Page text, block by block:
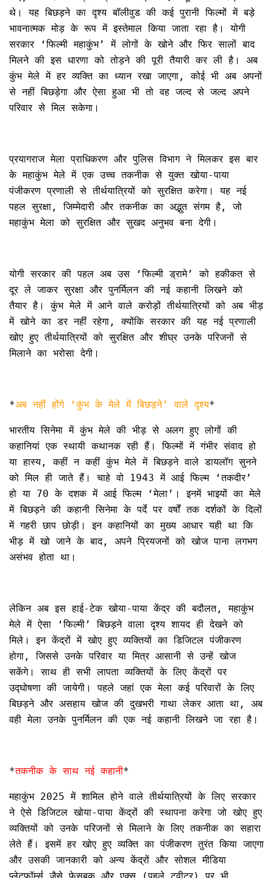
थे। यह बिछड़ने का दृश्य बॉलीवुड की कई पुरानी फिल्मों में बड़े
भावनात्मक मोड़ के रूप में इस्तेमाल किया जाता रहा है। योगी
सरकार ‘फिल्मी महाकुंभ’ में लोगों के खोने और फिर सालों बाद
मिलने की इस धारणा को तोड़ने की पूरी तैयारी कर ली है। अब
कुंभ मेले में हर व्यक्ति का ध्यान रखा जाएगा, कोई भी अब अपनों
से नहीं बिछड़ेगा और ऐसा हुआ भी तो वह जल्द से जल्द अपने
परिवार से मिल सकेगा।
प्रयागराज मेला प्राधिकरण और पुलिस विभाग ने मिलकर इस बार
के महाकुंभ मेले में एक उच्च तकनीक से युक्त खोया-पाया
पंजीकरण प्रणाली से तीर्थयात्रियों को सुरक्षित करेगा। यह नई
पहल सुरक्षा, जिम्मेदारी और तकनीक का अद्भुत संगम है, जो
महाकुंभ मेला को सुरक्षित और सुखद अनुभव बना देगी।
योगी सरकार की पहल अब उस ‘फिल्मी ड्रामे’ को हकीकत से
दूर ले जाकर सुरक्षा और पुनर्मिलन की नई कहानी लिखने को
तैयार है। कुंभ मेले में आने वाले करोड़ों तीर्थयात्रियों को अब भीड़
में खोने का डर नहीं रहेगा, क्योंकि सरकार की यह नई प्रणाली
खोए हुए तीर्थयात्रियों को सुरक्षित और शीघ्र उनके परिजनों से
मिलाने का भरोसा देगी।
*अब नहीं होंगे ‘कुंभ के मेले में बिछड़ने’ वाले दृश्य*
भारतीय सिनेमा में कुंभ मेले की भीड़ से अलग हुए लोगों की
कहानियां एक स्थायी कथानक रही हैं। फिल्मों में गंभीर संवाद हो
या हास्य, कहीं न कहीं कुंभ मेले में बिछड़ने वाले डायलॉग सुनने
को मिल ही जाते हैं। चाहे वो 1943 में आई फिल्म ‘तकदीर’
हो या 70 के दशक में आई फिल्म ‘मेला’। इनमें भाइयों का मेले
में बिछड़ने की कहानी सिनेमा के पर्दे पर वर्षों तक दर्शकों के दिलों
में गहरी छाप छोड़ी। इन कहानियों का मुख्य आधार यही था कि
भीड़ में खो जाने के बाद, अपने प्रियजनों को खोज पाना लगभग
असंभव होता था।
लेकिन अब इस हाई-टेक खोया-पाया केंद्र की बदौलत, महाकुंभ
मेले में ऐसा ‘फिल्मी’ बिछड़ने वाला दृश्य शायद ही देखने को
मिले। इन केंद्रों में खोए हुए व्यक्तियों का डिजिटल पंजीकरण
होगा, जिससे उनके परिवार या मित्र आसानी से उन्हें खोज
सकेंगे। साथ ही सभी लापता व्यक्तियों के लिए केंद्रों पर
उद्घोषणा की जायेगी। पहले जहां एक मेला कई परिवारों के लिए
बिछड़ने और असहाय खोज की दुखभरी गाथा लेकर आता था, अब
वही मेला उनके पुनर्मिलन की एक नई कहानी लिखने जा रहा है।
*तकनीक के साथ नई कहानी*
महाकुंभ 2025 में शामिल होने वाले तीर्थयात्रियों के लिए सरकार
ने ऐसे डिजिटल खोया-पाया केंद्रों की स्थापना करेगा जो खोए हुए
व्यक्तियों को उनके परिजनों से मिलाने के लिए तकनीक का सहारा
लेते हैं। इसमें हर खोए हुए व्यक्ति का पंजीकरण तुरंत किया जाएगा
और उसकी जानकारी को अन्य केंद्रों और सोशल मीडिया